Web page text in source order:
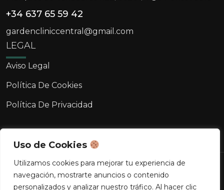
Uso de Cookies
Utilizamos cookies para mejorar tu experiencia de
navegación, mostrarte anuncios o contenido
personalizados y analizar nuestro tráfico. Al hacer clic
LEGAL
Aviso Legal
Política De Cookies
Política De Privacidad
+34 637 65 59 42
gardencliniccentral@gmail.com
Copyright © 2026 Clínica Garden. Todos los
derechos reservados.